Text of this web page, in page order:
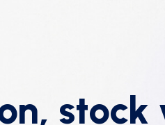
stock